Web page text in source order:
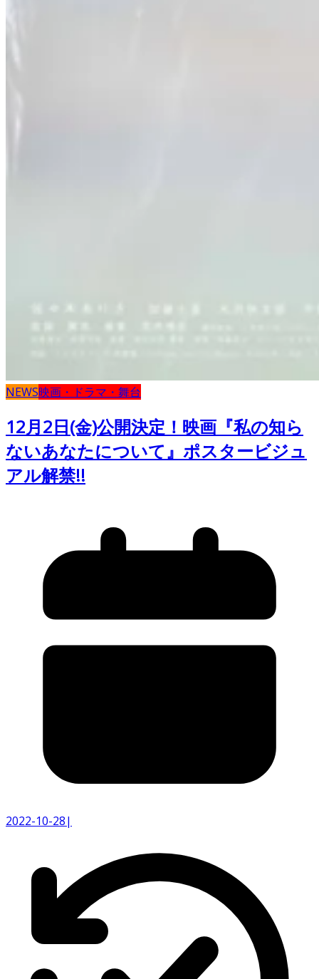
NEWS映画・ドラマ・舞台
12月2日(金)公開決定！映画『私の知ら
ないあなたについて』ポスタービジュ
アル解禁!!
2022-10-28|